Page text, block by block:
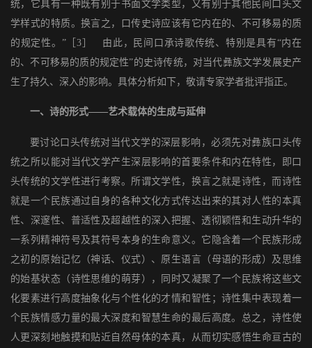
统，它具有一种既有别于书面文学类型，又有别于其他民间口头文
学样式的特质。换言之，口传史诗应该有它内在的、不可移易的质
的规定性。”［3］ 由此，民间口承诗歌传统、特别是具有“内在
的、不可移易的质的规定性”的史诗传统，对当代彝族文学发展史产
生了持久、深入的影响。具体分析如下，敬请专家学者批评指正。
一、诗的形式——艺术载体的生成与延伸
要讨论口头传统对当代文学的深层影响，必须先对彝族口头传
统之所以能对当代文学产生深层影响的首要条件和内在特性，即口
头传统的文学性进行考察。所谓文学性，换言之就是诗性，而诗性
就是一个民族通过自身的各种文化方式传达出来的其对人性的本真
性、深邃性、普适性及超越性的深入把握、透彻颖悟和生动升华的
一系列精神符号及其符号本身的生命意义。它隐含着一个民族形成
之初的原始记忆（神话、仪式）、原生语言（母语的形成）及思维
的始基状态（诗性思维的萌芽），同时又凝聚了一个民族将这些文
化要素进行高度抽象化与个性化的才情和智性；诗性集中表现着一
个民族情感力量的最大深度和智慧生命的最后高度。总之，诗性使
人更深刻地触摸和贴近自然母体的本真，从而切实感悟生命亘古的